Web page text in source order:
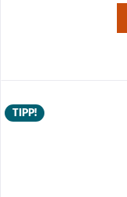
TIPP!